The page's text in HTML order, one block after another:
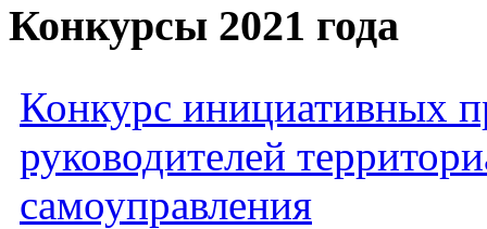
Конкурсы 2021 года
Конкурс инициативных
руководителей
самоуправления